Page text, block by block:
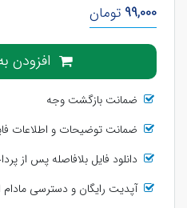
99,000 تومان
افزودن
ضمانت بازگشت وجه
ضمانت توضیحات و اطلاعات
دانلود فایل بلافاصله پس از
آپدیت رایگان و دسترسی مادام